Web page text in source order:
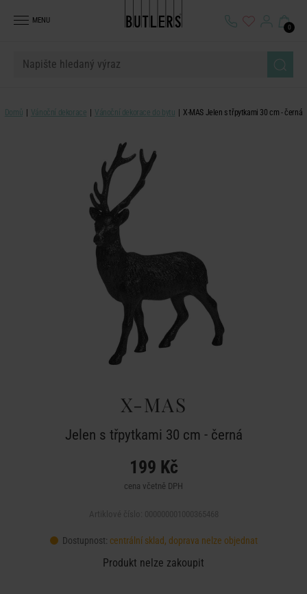
MENU
0
Domů Vánoční dekorace Vánoční dekorace do bytu X-MAS Jelen s třpytkami 30 cm - černá
X-MAS
Jelen s třpytkami 30 cm - černá
199 Kč
cena včetně DPH
Dostupnost: centrální sklad, doprava nelze objednat
Produkt nelze zakoupit